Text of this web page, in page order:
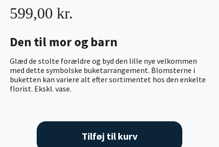
Den til mor og barn
Glæd de stolte forældre og byd den lille nye velkommen
med dette symbolske buketarrangement. Blomsterne i
buketten kan variere alt efter sortimentet hos den enkelte
florist. Ekskl. vase.
599,00 kr.
Tilføj til kurv